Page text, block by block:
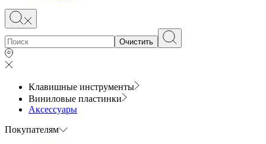
Очистить
Клавишные инструменты
Виниловые пластинки
Аксессуары
Покупателям